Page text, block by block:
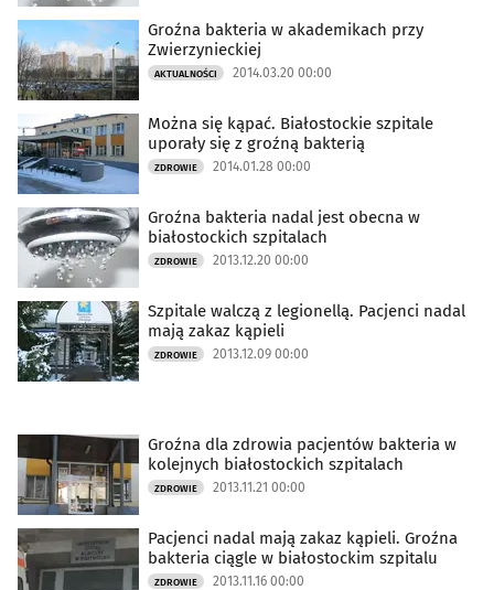
Groźna bakteria w akademikach przy
Zwierzynieckiej
AKTUALNOŚCI 2014.03.20 00:00
Można się kąpać. Białostockie szpitale
uporały się z groźną bakterią
ZDROWIE 2014.01.28 00:00
Groźna bakteria nadal jest obecna w
białostockich szpitalach
ZDROWIE 2013.12.20 00:00
Szpitale walczą z legionellą. Pacjenci nadal
mają zakaz kąpieli
ZDROWIE 2013.12.09 00:00
Groźna dla zdrowia pacjentów bakteria w
kolejnych białostockich szpitalach
ZDROWIE 2013.11.21 00:00
Pacjenci nadal mają zakaz kąpieli. Groźna
bakteria ciągle w białostockim szpitalu
ZDROWIE 2013.11.16 00:00